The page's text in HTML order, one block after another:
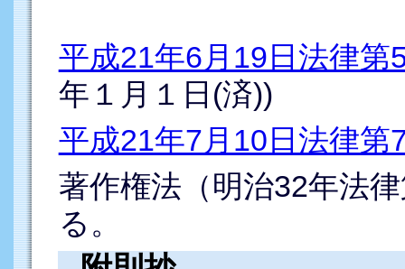
平成21年6月19日法律第
年１月１日(済))
平成21年7月10日法律第
著作権法（明治32年法
る。